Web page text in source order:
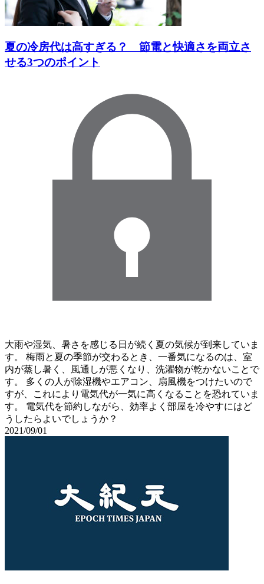
夏の冷房代は高すぎる？ 節電と快適さを両立さ
せる3つのポイント
大雨や湿気、暑さを感じる日が続く夏の気候が到来していま
す。 梅雨と夏の季節が交わるとき、一番気になるのは、室
内が蒸し暑く、風通しが悪くなり、洗濯物が乾かないことで
す。 多くの人が除湿機やエアコン、扇風機をつけたいので
すが、これにより電気代が一気に高くなることを恐れていま
す。 電気代を節約しながら、効率よく部屋を冷やすにはど
うしたらよいでしょうか？
2021/09/01